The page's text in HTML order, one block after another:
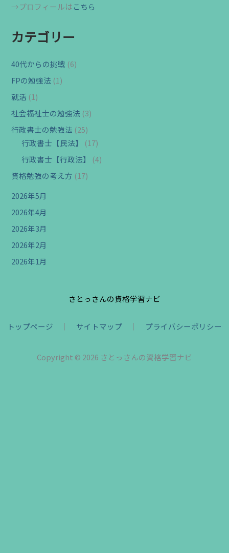
→プロフィールはこちら
カテゴリー
40代からの挑戦 (6)
FPの勉強法 (1)
就活 (1)
社会福祉士の勉強法 (3)
行政書士の勉強法 (25)
行政書士【民法】
(17)
行政書士【行政法】
(4)
資格勉強の考え方 (17)
2026年5月
2026年4月
2026年3月
2026年2月
2026年1月
さとっさんの資格学習ナビ
トップページ ｜ サイトマップ ｜ プライバシーポリシー
Copyright © 2026 さとっさんの資格学習ナビ